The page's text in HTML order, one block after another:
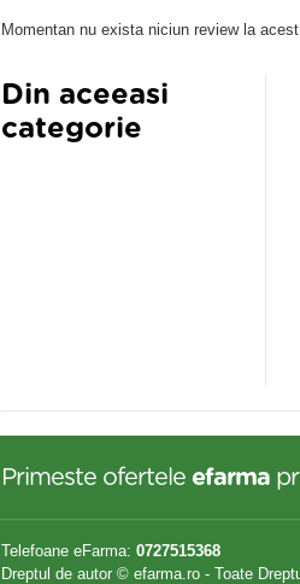
Momentan nu exista niciun review la
Din aceeasi
categorie
Primeste ofertele efarma
Telefoane eFarma: 0727515368
Dreptul de autor © efarma.ro - Toate